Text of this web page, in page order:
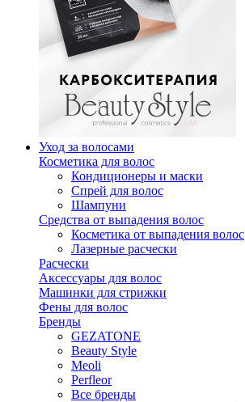
Уход за волосами
Косметика для волос
Кондиционеры и маски
Спрей для волос
Шампуни
Средства от выпадения волос
Косметика от выпадения волос
Лазерные расчески
Расчески
Аксессуары для волос
Машинки для стрижки
Фены для волос
Бренды
GEZATONE
Beauty Style
Meoli
Perfleor
Все бренды